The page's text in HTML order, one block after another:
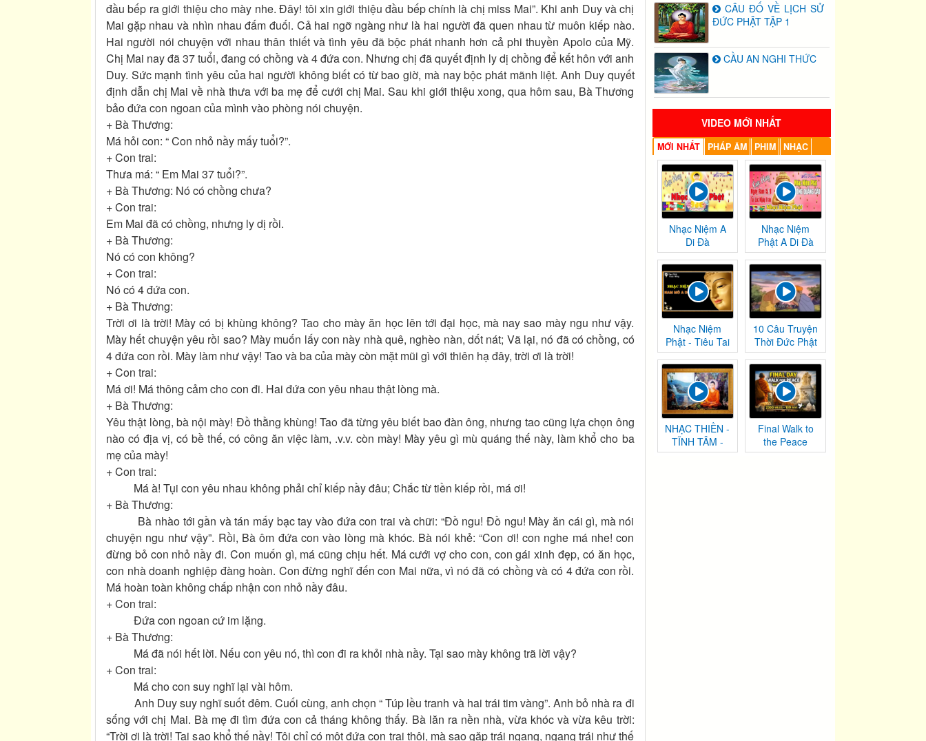
đầu bếp ra giới thiệu cho mày nhe. Đây! tôi xin giới thiệu đầu bếp chính là chị miss Mai”. Khi anh Duy và chị
Mai gặp nhau và nhìn nhau đấm đuối. Cả hai ngỡ ngàng như là hai người đã quen nhau từ muôn kiếp nào.
Hai người nói chuyện với nhau thân thiết và tình yêu đã bộc phát nhanh hơn cả phi thuyền Apolo của Mỹ.
Chị Mai nay đã 37 tuổi, đang có chồng và 4 đứa con. Nhưng chị đã quyết định ly dị chồng để kết hôn với anh
Duy. Sức mạnh tình yêu của hai người không biết có từ bao giờ, mà nay bộc phát mãnh liệt. Anh Duy quyết
định dẫn chị Mai về nhà thưa với ba mẹ để cưới chị Mai. Sau khi giới thiệu xong, qua hôm sau, Bà Thương
bảo đứa con ngoan của mình vào phòng nói chuyện.
+ Bà Thương:
Má hỏi con: “ Con nhỏ nầy mấy tuổi?”.
+ Con trai:
Thưa má: “ Em Mai 37 tuổi?”.
+ Bà Thương: Nó có chồng chưa?
+ Con trai:
Em Mai đã có chồng, nhưng ly dị rồi.
+ Bà Thương:
Nó có con không?
+ Con trai:
Nó có 4 đứa con.
+ Bà Thương:
Trời ơi là trời! Mày có bị khùng không? Tao cho mày ăn học lên tới đại học, mà nay sao mày ngu như vậy.
Mày hết chuyện yêu rồi sao? Mày muốn lấy con này nhà quê, nghèo nàn, dốt nát; Vã lại, nó đã có chồng, có
4 đứa con rồi. Mày làm như vậy! Tao và ba của mày còn mặt mũi gì với thiên hạ đây, trời ơi là trời!
+ Con trai:
Má ơi! Má thông cảm cho con đi. Hai đứa con yêu nhau thật lòng mà.
+ Bà Thương:
Yêu thật lòng, bà nội mày! Đồ thằng khùng! Tao đã từng yêu biết bao đàn ông, nhưng tao cũng lựa chọn ông
nào có địa vị, có bề thế, có công ăn việc làm, .v.v. còn mày! Mày yêu gì mù quáng thế này, làm khổ cho ba
mẹ của mày!
+ Con trai:
Má à! Tụi con yêu nhau không phải chỉ kiếp nầy đâu; Chắc từ tiền kiếp rồi, má ơi!
+ Bà Thương:
Bà nhào tới gần và tán mấy bạc tay vào đứa con trai và chữi: “Đồ ngu! Đồ ngu! Mày ăn cái gì, mà nói
chuyện ngu như vậy”. Rồi, Bà ôm đứa con vào lòng mà khóc. Bà nói khẻ: “Con ơi! con nghe má nhe! con
đừng bỏ con nhỏ nầy đi. Con muốn gì, má cũng chịu hết. Má cưới vợ cho con, con gái xinh đẹp, có ăn học,
con nhà doanh nghiệp đàng hoàn. Con đừng nghĩ đến con Mai nữa, vì nó đã có chồng và có 4 đứa con rồi.
Má hoàn toàn không chấp nhận con nhỏ nầy đâu.
+ Con trai:
Đứa con ngoan cứ im lặng.
+ Bà Thương:
Má đã nói hết lời. Nếu con yêu nó, thì con đi ra khỏi nhà nầy. Tại sao mày không trã lời vậy?
+ Con trai:
Má cho con suy nghĩ lại vài hôm.
Anh Duy suy nghĩ suốt đêm. Cuối cùng, anh chọn “ Túp lều tranh và hai trái tim vàng”. Anh bỏ nhà ra đi
sống với chị Mai. Bà mẹ đi tìm đứa con cả tháng không thấy. Bà lăn ra nền nhà, vừa khóc và vừa kêu trời:
“Trời ơi là trời! Tại sao khổ thế nầy! Tôi chỉ có một đứa con trai thôi, mà sao gặp trái ngang, ngang trái như thế
CÂU ĐỐ VỀ LỊCH SỬ
ĐỨC PHẬT TẬP 1
CẦU AN NGHI THỨC
VIDEO MỚI NHẤT
MỚI NHẤT PHÁP ÂM PHIM NHẠC
Nhạc Niệm A
Di Đà
Nhạc Niệm
Phật A Di Đà
Nhạc Niệm
Phật - Tiêu Tai
Nghiệp
Chướng
10 Câu Truyện
Thời Đức Phật
Tại Thế
NHẠC THIỀN -
TĨNH TÂM -
AN NHIÊN TỰ
Final Walk to
the Peace
Monument |